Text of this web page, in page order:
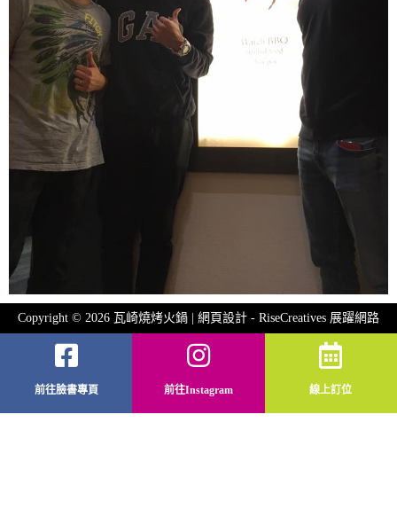
Copyright © 2026 瓦崎燒烤火鍋 | 網頁設計 - RiseCreatives 展躍網路
前往臉書專頁 前往Instagram 線上訂位